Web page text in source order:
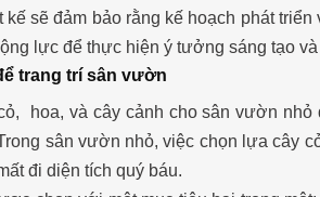
sẽ đảm bảo rằng kế hoạch phát
lực để thực hiện ý tưởng sáng tạo
trang trí sân vườn
hoa, và cây cảnh cho sân vườn
sân vườn nhỏ, việc chọn lựa cây
đi diện tích quý báu.